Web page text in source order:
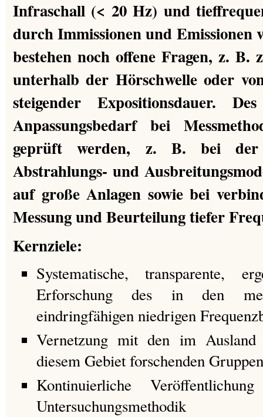
Infraschall (< 20 Hz) und
durch Immissionen und Emissionen
bestehen noch offene Fragen, z.
unterhalb der Hörschwelle oder
steigender Expositionsdauer.
Anpassungsbedarf bei
geprüft werden, z. B. bei der
Abstrahlungs- und
auf große Anlagen sowie bei
Messung und Beurteilung tiefer
Kernziele:
Systematische, transparente,
Erforschung des in den
eindringfähigen niedrigen
Vernetzung mit den im
diesem Gebiet forschenden Gruppen
Kontinuierliche
Untersuchungsmethodik